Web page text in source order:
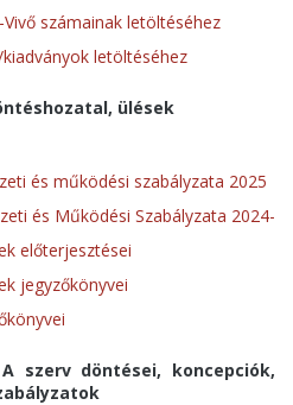
számainak letöltéséhez
letöltéséhez
ülések
és működési szabályzata 2025
és Működési Szabályzata 2024-
előterjesztései
jegyzőkönyvei
szerv döntései, koncepciók,